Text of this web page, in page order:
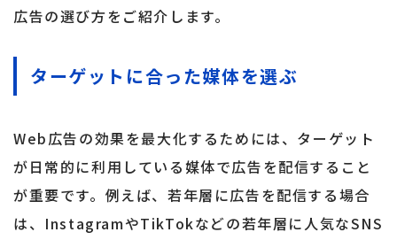
広告の選び方をご紹介します。
ターゲットに合った媒体を選ぶ
Web広告の効果を最大化するためには、ターゲット
が日常的に利用している媒体で広告を配信すること
が重要です。例えば、若年層に広告を配信する場合
は、InstagramやTikTokなどの若年層に人気なSNS